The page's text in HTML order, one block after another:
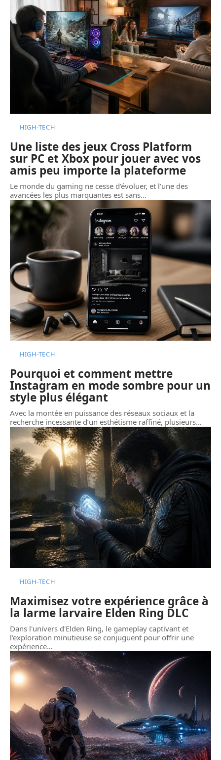
HIGH-TECH
Une liste des jeux Cross Platform
sur PC et Xbox pour jouer avec vos
amis peu importe la plateforme
Le monde du gaming ne cesse d'évoluer, et l'une des
avancées les plus marquantes est sans…
HIGH-TECH
Pourquoi et comment mettre
Instagram en mode sombre pour un
style plus élégant
Avec la montée en puissance des réseaux sociaux et la
recherche incessante d’un esthétisme raffiné, plusieurs…
HIGH-TECH
Maximisez votre expérience grâce à
la larme larvaire Elden Ring DLC
Dans l'univers d'Elden Ring, le gameplay captivant et
l'exploration minutieuse se conjuguent pour offrir une
expérience…